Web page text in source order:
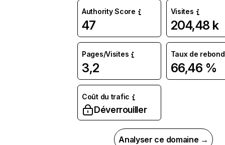
Authority Score
47
Visites
204,48 k
Pages/Visites
3,2
Taux de rebond
66,46 %
Coût du trafic
Déverrouiller
Analyser ce domaine →